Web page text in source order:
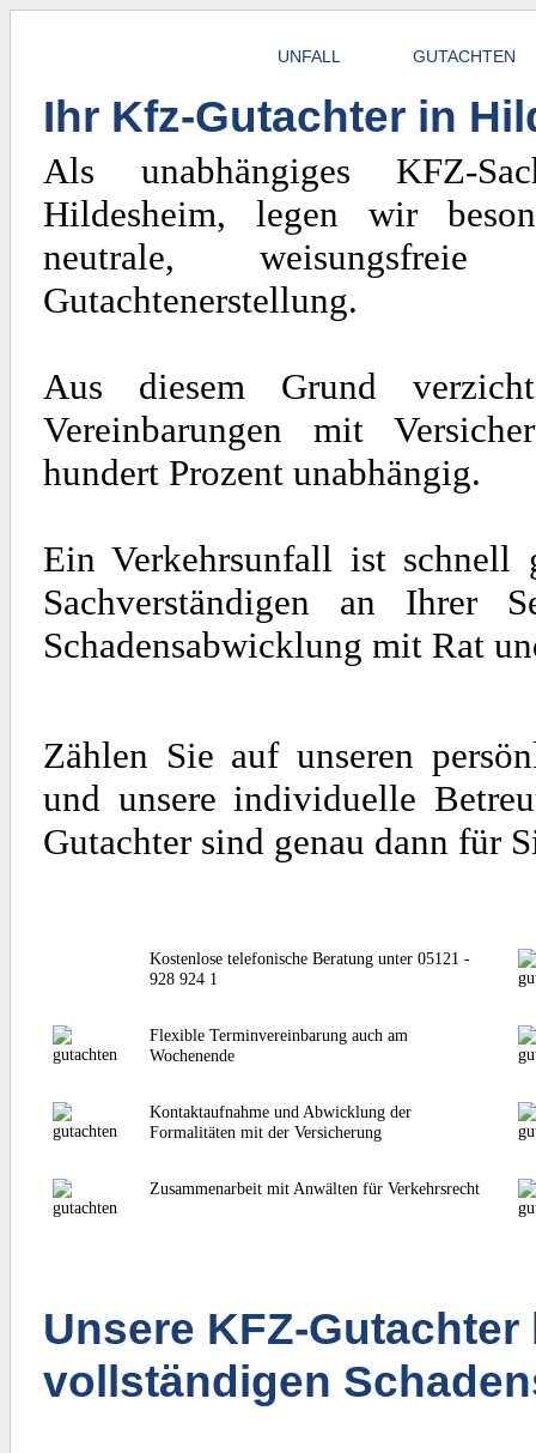
UNFALL GUTACHTEN
Ihr Kfz-Gutachter in
Als unabhängiges KFZ-
Hildesheim, legen wir
neutrale, weisungsfreie
Gutachtenerstellung.
Aus diesem Grund
Vereinbarungen mit
hundert Prozent unabhängig.
Ein Verkehrsunfall ist schnell
Sachverständigen an Ihrer
Schadensabwicklung mit Rat
Zählen Sie auf unseren
und unsere individuelle
Gutachter sind genau dann für
Kostenlose telefonische Beratung unter 05121 -
928 924 1
Flexible Terminvereinbarung auch am
Wochenende
Kontaktaufnahme und Abwicklung der
Formalitäten mit der Versicherung
Zusammenarbeit mit Anwälten für Verkehrsrecht
Unsere KFZ-
vollständigen